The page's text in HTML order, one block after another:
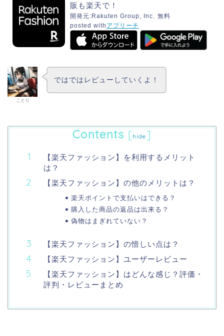
販も楽天で！
開発元:Rakuten Group, Inc.
無料
posted with アプリーチ
ことり
ではではレビューしていくよ！
Contents [hide ]
【楽天ファッション】を利用するメリット
は？
【楽天ファッション】の他のメリットは？
楽天ポイントで支払いはできる？
購入した商品の返品は出来る？
偽物はまぎれていない？
【楽天ファッション】の惜しい点は？
【楽天ファッション】ユーザーレビュー
【楽天ファッション】はどんな感じ？評価・
評判・レビューまとめ